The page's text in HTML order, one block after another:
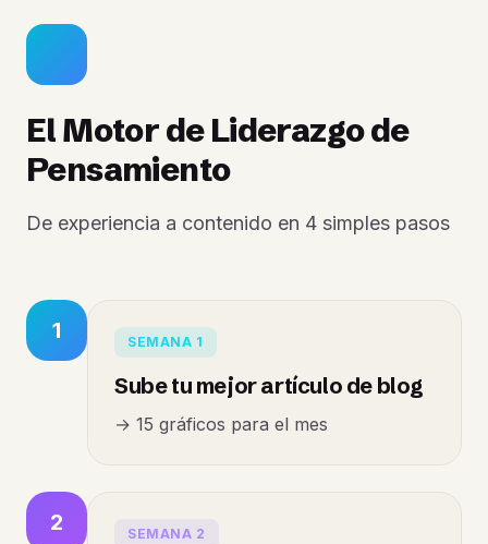
El Motor de Liderazgo de
Pensamiento
De experiencia a contenido en 4 simples pasos
1 SEMANA 1
Sube tu mejor artículo de blog
→ 15 gráficos para el mes
2 SEMANA 2